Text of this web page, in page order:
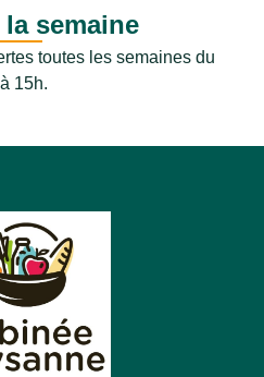
semaine
toutes les semaines du
15h.